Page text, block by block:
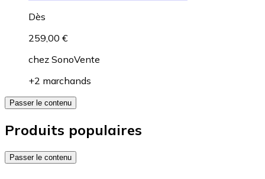
Dès
259,00 €
chez SonoVente
+2 marchands
Passer le contenu
Produits populaires
Passer le contenu